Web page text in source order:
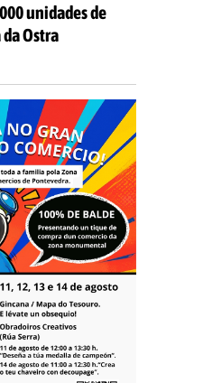
unidades de
da Ostra